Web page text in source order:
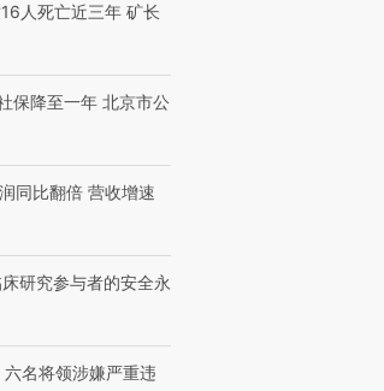
人死亡近三年 矿长
保降至一年 北京市公
同比翻倍 营收增速
研究参与者的安全永
名将领涉嫌严重违